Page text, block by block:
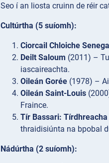
Seo í an liosta cruinn de réir
Cultúrtha (5 suíomh):
Ciorcail Chloiche
Deilt Saloum (2011) –
iascaireachta.
Oileán Gorée (1978) –
Oileán Saint-Louis
Fraince.
Tír Bassari:
thraidisiúnta na bpobal
Nádúrtha (2 suíomh):